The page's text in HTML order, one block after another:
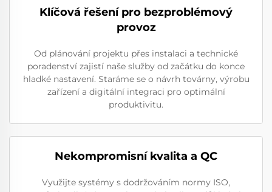
Klíčová řešení pro bezproblémový
provoz
Od plánování projektu přes instalaci a technické
poradenství zajistí naše služby od začátku do konce
hladké nastavení. Staráme se o návrh továrny, výrobu
zařízení a digitální integraci pro optimální
produktivitu.
Nekompromisní kvalita a QC
Využijte systémy s dodržováním normy ISO,